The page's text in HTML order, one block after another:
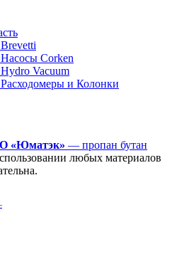
Corken
Vacuum
и Колонки
«Юматэк» — пропан бутан
любых материалов